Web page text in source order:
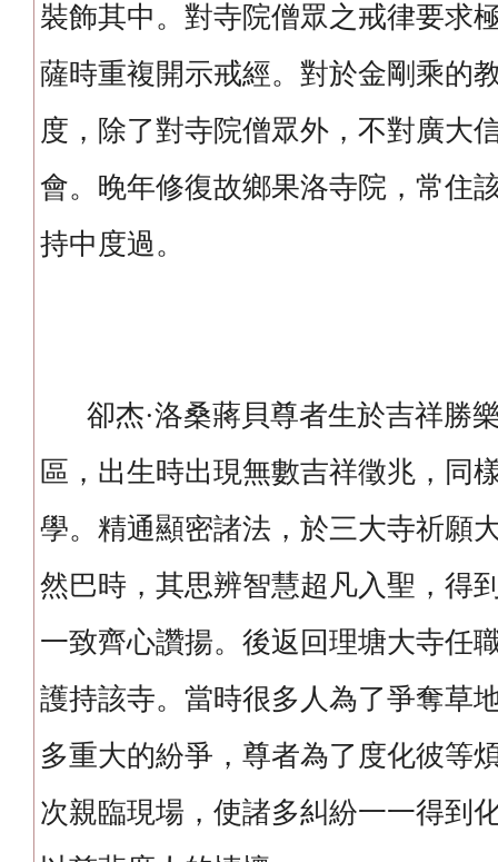
裝飾其中。對寺院僧眾之戒律要求
薩時重複開示戒經。對於金剛乘的
度，除了對寺院僧眾外，不對廣大
會。晚年修復故鄉果洛寺院，常住
持中度過。
卻杰·洛桑蔣貝尊者生於吉祥勝
區，出生時出現無數吉祥徵兆，同
學。精通顯密諸法，於三大寺祈願
然巴時，其思辨智慧超凡入聖，得
一致齊心讚揚。後返回理塘大寺任
護持該寺。當時很多人為了爭奪草
多重大的紛爭，尊者為了度化彼等
次親臨現場，使諸多糾紛一一得到